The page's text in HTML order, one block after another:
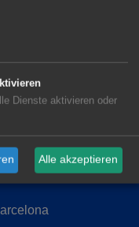
Dienste aktivieren oder
Alle akzeptieren